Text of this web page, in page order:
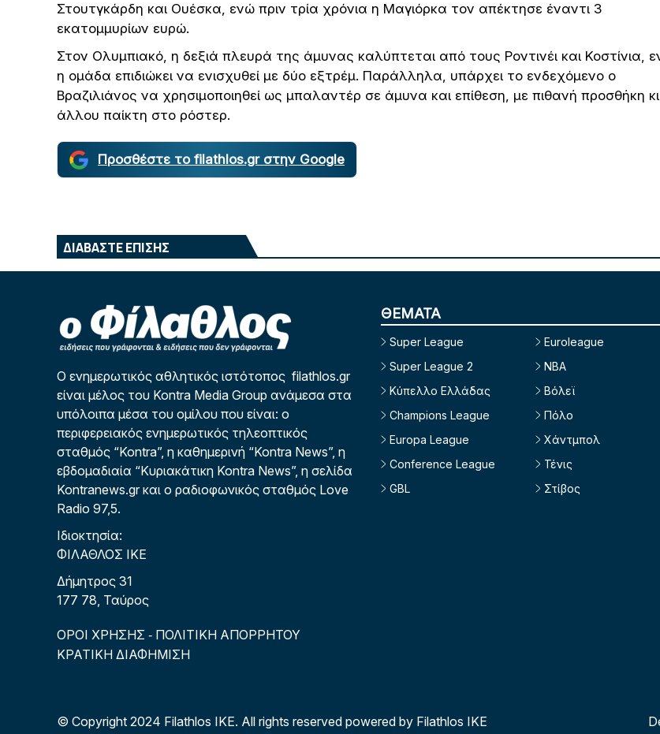
Στουτγκάρδη και Ουέσκα, ενώ πριν τρία χρόνια η Μαγιόρκα τον απέκτησε έναντι 3
εκατομμυρίων ευρώ.
Στον Ολυμπιακό, η δεξιά πλευρά της άμυνας καλύπτεται από τους Ροντινέι και Κοστίνια,
η ομάδα επιδιώκει να ενισχυθεί με δύο εξτρέμ. Παράλληλα, υπάρχει το ενδεχόμενο ο
Βραζιλιάνος να χρησιμοποιηθεί ως μπαλαντέρ σε άμυνα και επίθεση, με πιθανή προσθήκη κι
άλλου παίκτη στο ρόστερ.
Προσθέστε το filathlos.gr στην Google
ΔΙΑΒΑΣΤΕ ΕΠΙΣΗΣ
Ο ενημερωτικός αθλητικός ιστότοπος filathlos.gr
είναι μέλος του Kontra Media Group ανάμεσα στα
υπόλοιπα μέσα του ομίλου που είναι: ο
περιφερειακός ενημερωτικός τηλεοπτικός
σταθμός “Kontra”, η καθημερινή “Kontra News”, η
εβδομαδιαία “Κυριακάτικη Kontra News”, η σελίδα
Kontranews.gr και ο ραδιοφωνικός σταθμός Love
Radio 97,5.
Ιδιοκτησία:
ΦΙΛΑΘΛΟΣ ΙΚΕ
Δήμητρος 31
177 78, Ταύρος
ΟΡΟΙ ΧΡΗΣΗΣ - ΠΟΛΙΤΙΚΗ ΑΠΟΡΡΗΤΟΥ
ΚΡΑΤΙΚΗ ΔΙΑΦΗΜΙΣΗ
ΘΕΜΑΤΑ
Super League
Super League 2
Κύπελλο Ελλάδας
Champions League
Europa League
Conference League
GBL
Euroleague
NBA
Βόλεϊ
Πόλο
Χάντμπολ
Τένις
Στίβος
© Copyright 2024 Filathlos ΙΚΕ. All rights reserved powered by Filathlos ΙΚΕ